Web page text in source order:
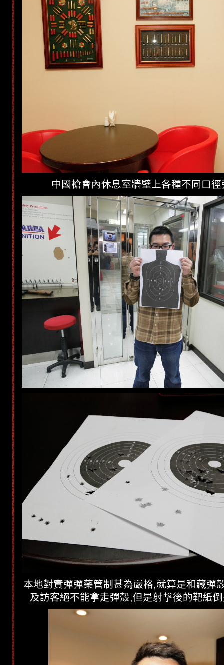
中國槍會內休息室牆壁上各種不同口
本地對實彈彈藥管制甚為嚴格,就算是和藏彈
及訪客絕不能拿走彈殼,但是射擊後的靶紙